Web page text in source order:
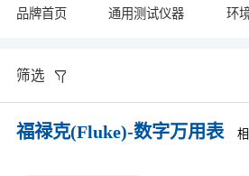
品牌首页 通用测试仪器 环
筛选
福禄克(Fluke)-数字万用表